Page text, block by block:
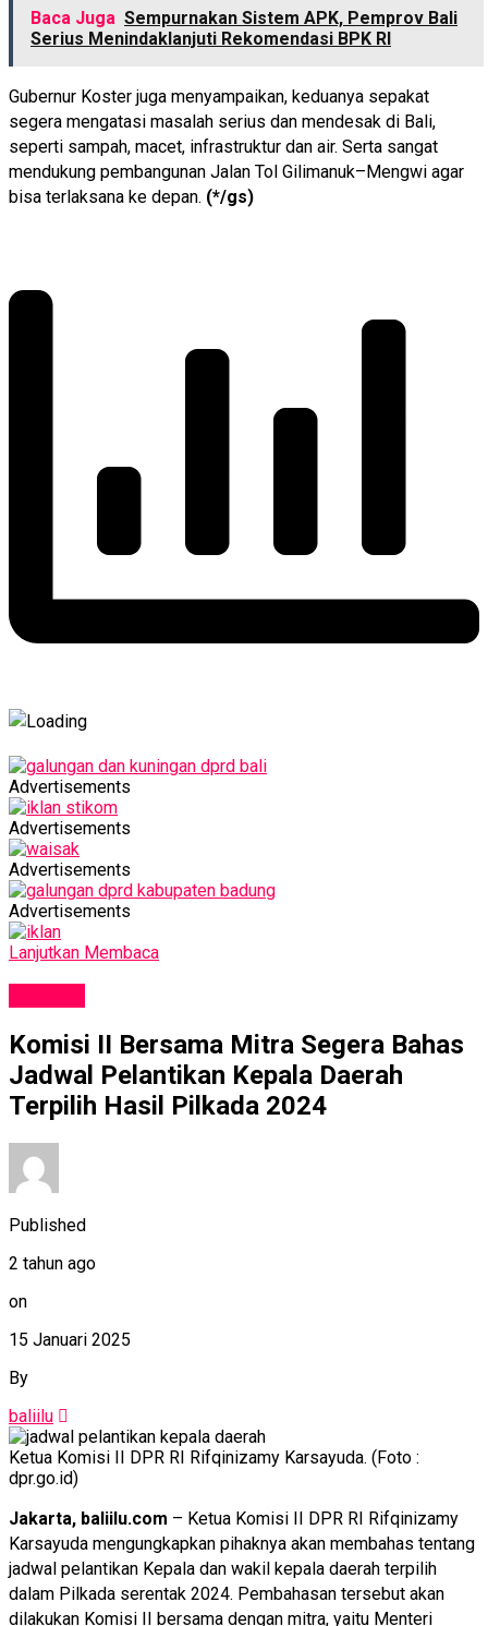
Baca Juga Sempurnakan Sistem APK, Pemprov Bali
Serius Menindaklanjuti Rekomendasi BPK RI
Gubernur Koster juga menyampaikan, keduanya sepakat
segera mengatasi masalah serius dan mendesak di Bali,
seperti sampah, macet, infrastruktur dan air. Serta sangat
mendukung pembangunan Jalan Tol Gilimanuk–Mengwi agar
bisa terlaksana ke depan. (*/gs)
Advertisements
Advertisements
Advertisements
Advertisements
Lanjutkan Membaca
Komisi II Bersama Mitra Segera Bahas
Jadwal Pelantikan Kepala Daerah
Terpilih Hasil Pilkada 2024
Published
2 tahun ago
on
15 Januari 2025
By
baliilu
Ketua Komisi II DPR RI Rifqinizamy Karsayuda. (Foto :
dpr.go.id)
Jakarta, baliilu.com – Ketua Komisi II DPR RI Rifqinizamy
Karsayuda mengungkapkan pihaknya akan membahas tentang
jadwal pelantikan Kepala dan wakil kepala daerah terpilih
dalam Pilkada serentak 2024. Pembahasan tersebut akan
dilakukan Komisi II bersama dengan mitra, yaitu Menteri